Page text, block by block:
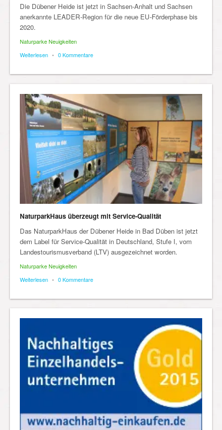
Die Dübener Heide ist jetzt in Sachsen-Anhalt und Sachsen
anerkannte LEADER-Region für die neue EU-Förderphase bis
2020.
Naturparke Neuigkeiten
Weiterlesen • 0 Kommentare
NaturparkHaus überzeugt mit Service-Qualität
Das NaturparkHaus der Dübener Heide in Bad Düben ist jetzt
dem Label für Service-Qualität in Deutschland, Stufe I, vom
Landestourismusverband (LTV) ausgezeichnet worden.
Naturparke Neuigkeiten
Weiterlesen • 0 Kommentare